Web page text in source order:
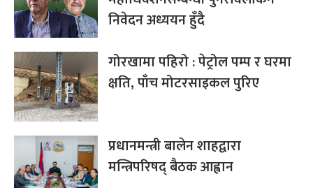
निवेदन अध्ययन हुँदै
गोरखामा पहिरो : पेट्रोल पम्प र घरमा
क्षति, पाँच मोटरसाइकल पुरिए
प्रधानमन्त्री बालेन शाहद्वारा
मन्त्रिपरिषद् बैठक आह्वान